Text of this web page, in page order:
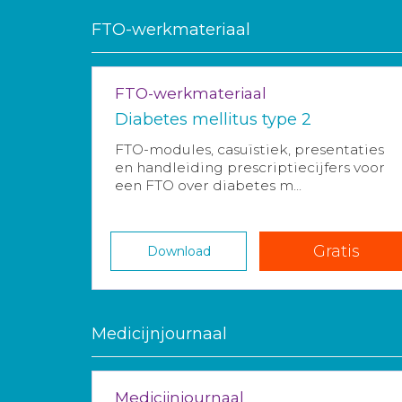
FTO-werkmateriaal
FTO-werkmateriaal
Diabetes mellitus type 2
FTO-modules, casuïstiek, presentaties
en handleiding prescriptiecijfers voor
een FTO over diabetes m...
Download Gratis
Medicijnjournaal
Medicijnjournaal